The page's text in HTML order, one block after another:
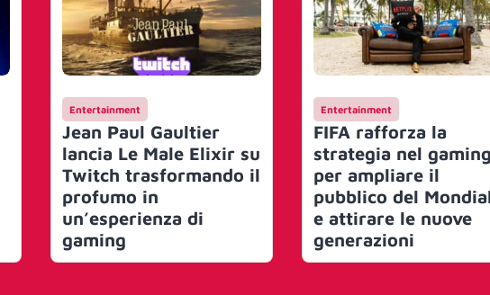
Entertainment
Jean Paul Gaultier
lancia Le Male Elixir su
Twitch trasformando il
profumo in
un’esperienza di
gaming
Entertainment
FIFA rafforza la
strategia nel
per ampliare il
pubblico del
e attirare le nuove
generazioni